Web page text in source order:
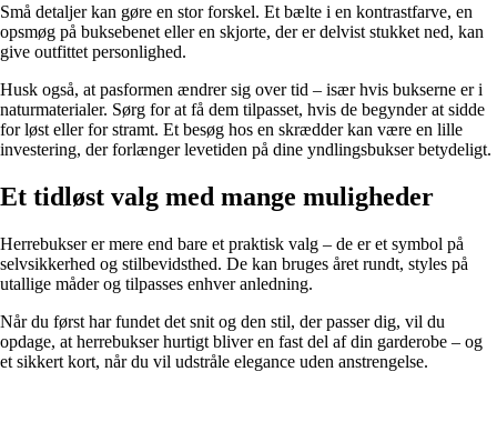
Små detaljer kan gøre en stor forskel. Et bælte i en kontrastfarve, en
opsmøg på buksebenet eller en skjorte, der er delvist stukket ned, kan
give outfittet personlighed.
Husk også, at pasformen ændrer sig over tid – især hvis bukserne er i
naturmaterialer. Sørg for at få dem tilpasset, hvis de begynder at sidde
for løst eller for stramt. Et besøg hos en skrædder kan være en lille
investering, der forlænger levetiden på dine yndlingsbukser betydeligt.
Et tidløst valg med mange muligheder
Herrebukser er mere end bare et praktisk valg – de er et symbol på
selvsikkerhed og stilbevidsthed. De kan bruges året rundt, styles på
utallige måder og tilpasses enhver anledning.
Når du først har fundet det snit og den stil, der passer dig, vil du
opdage, at herrebukser hurtigt bliver en fast del af din garderobe – og
et sikkert kort, når du vil udstråle elegance uden anstrengelse.